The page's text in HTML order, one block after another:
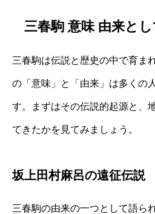
三春駒 意味 由来と
三春駒は伝説と歴史の中で育ま
の「意味」と「由来」は多くの
す。まずはその伝説的起源と、
てきたかを見てみましょう。
坂上田村麻呂の遠征伝説
三春駒の由来の一つとして語ら